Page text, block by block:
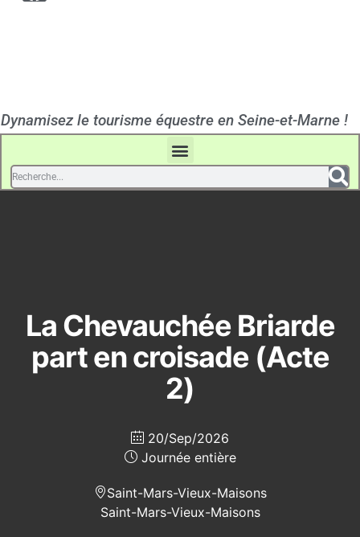
Dynamisez le tourisme équestre en Seine-et-Marne !
La Chevauchée Briarde
part en croisade (Acte
2)
20/Sep/2026
Journée entière
Saint-Mars-Vieux-Maisons
Saint-Mars-Vieux-Maisons